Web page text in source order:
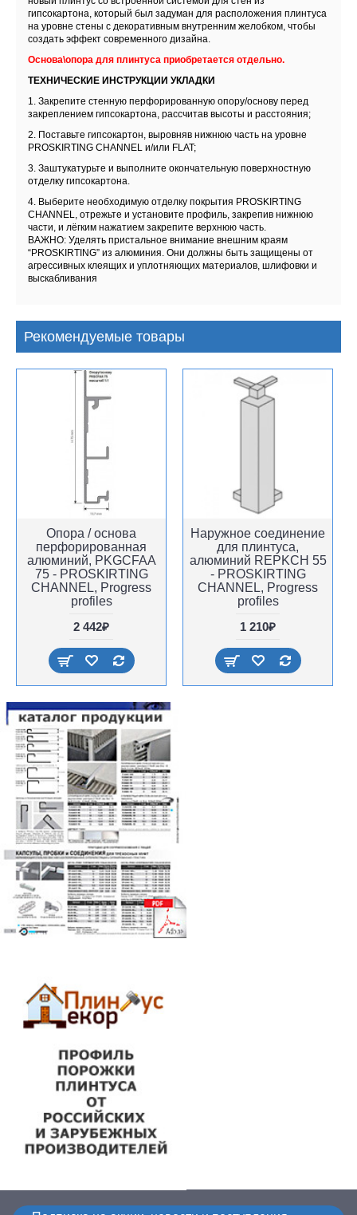
гипсокартона, который был задуман для расположения плинтуса
на уровне стены с декоративным внутренним желобком, чтобы
создать эффект современного дизайна.
Основа\опора для плинтуса приобретается отдельно.
ТЕХНИЧЕСКИЕ ИНСТРУКЦИИ УКЛАДКИ
1. Закрепите стенную перфорированную опору/основу перед
закреплением гипсокартона, рассчитав высоты и расстояния;
2. Поставьте гипсокартон, выровняв нижнюю часть на уровне
PROSKIRTING CHANNEL и/или FLAT;
3. Заштукатурьте и выполните окончательную поверхностную
отделку гипсокартона.
4. Выберите необходимую отделку покрытия PROSKIRTING
CHANNEL, отрежьте и установите профиль, закрепив нижнюю
части, и лёгким нажатием закрепите верхнюю часть.
ВАЖНО: Уделять пристальное внимание внешним краям
“PROSKIRTING” из алюминия. Они должны быть защищены от
агрессивных клеящих и уплотняющих материалов, шлифовки и
выскабливания
Рекомендуемые товары
Опора / основа
перфорированная
алюминий, PKGCFAA
75 - PROSKIRTING
CHANNEL, Progress
profiles
2 442₽
Наружное соединение
для плинтуса,
алюминий REPKCH 55
- PROSKIRTING
CHANNEL, Progress
profiles
1 210₽